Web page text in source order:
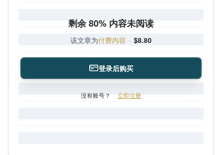
剩余 80% 内容未阅读
该文章为付费内容 · $8.80
登录后购买
没有账号？ 立即注册